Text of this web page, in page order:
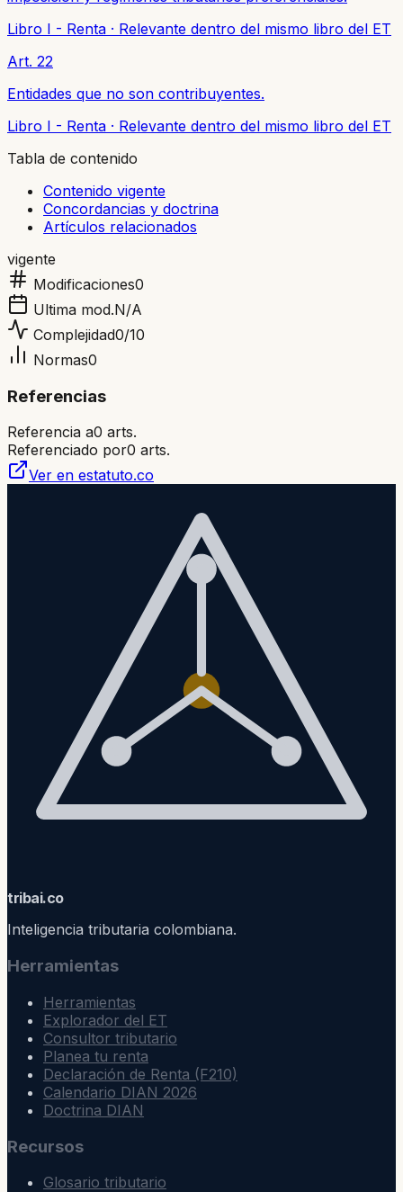
Libro I - Renta · Relevante dentro del mismo libro del ET
Art. 22
Entidades que no son contribuyentes.
Libro I - Renta · Relevante dentro del mismo libro del ET
Tabla de contenido
Contenido vigente
Concordancias y doctrina
Artículos relacionados
vigente
Modificaciones0
Ultima mod.N/A
Complejidad0/10
Normas0
Referencias
Referencia a0 arts.
Referenciado por0 arts.
Ver en estatuto.co
tribai.co
Inteligencia tributaria colombiana.
Herramientas
Herramientas
Explorador del ET
Consultor tributario
Planea tu renta
Declaración de Renta (F210)
Calendario DIAN 2026
Doctrina DIAN
Recursos
Glosario tributario